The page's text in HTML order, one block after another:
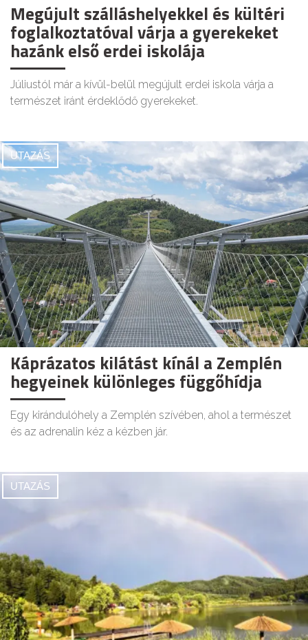
Megújult szálláshelyekkel és kültéri
foglalkoztatóval várja a gyerekeket
hazánk első erdei iskolája
Júliustól már a kívül-belül megújult erdei iskola várja a
természet iránt érdeklődő gyerekeket.
UTAZÁS
Káprázatos kilátást kínál a Zemplén
hegyeinek különleges függőhídja
Egy kirándulóhely a Zemplén szívében, ahol a természet
és az adrenalin kéz a kézben jár.
UTAZÁS